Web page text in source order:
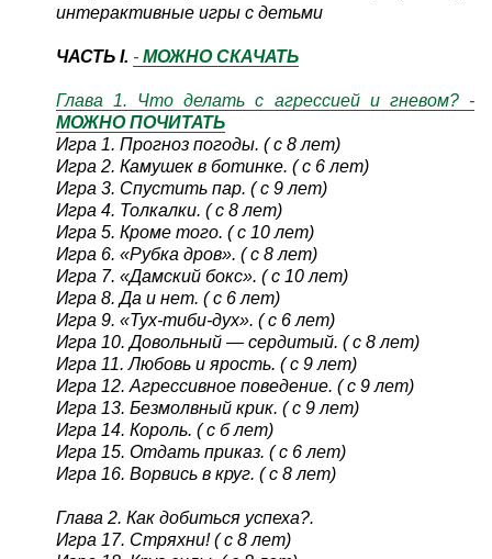
интерактивные игры с детьми
ЧАСТЬ I. - МОЖНО СКАЧАТЬ
Глава 1. Что делать с агрессией и гневом? -
МОЖНО ПОЧИТАТЬ
Игра 1. Прогноз погоды. ( с 8 лет)
Игра 2. Камушек в ботинке. ( с 6 лет)
Игра 3. Спустить пар. ( с 9 лет)
Игра 4. Толкалки. ( с 8 лет)
Игра 5. Кроме того. ( с 10 лет)
Игра 6. «Рубка дров». ( с 8 лет)
Игра 7. «Дамский бокс». ( с 10 лет)
Игра 8. Да и нет. ( с 6 лет)
Игра 9. «Тух-тиби-дух». ( с 6 лет)
Игра 10. Довольный — сердитый. ( с 8 лет)
Игра 11. Любовь и ярость. ( с 9 лет)
Игра 12. Агрессивное поведение. ( с 9 лет)
Игра 13. Безмолвный крик. ( с 9 лет)
Игра 14. Король. ( с б лет)
Игра 15. Отдать приказ. ( с 6 лет)
Игра 16. Ворвись в круг. ( с 8 лет)
Глава 2. Как добиться успеха?.
Игра 17. Стряхни! ( с 8 лет)